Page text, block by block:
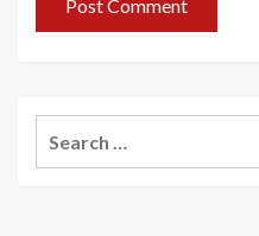
Search
for: